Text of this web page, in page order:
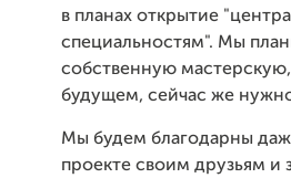
в планах открытие
специальностям". Мы
собственную
будущем, сейчас же
Мы будем благодарны
проекте своим друзьям и